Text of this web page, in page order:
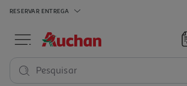
RESERVAR ENTREGA
Pesquisar